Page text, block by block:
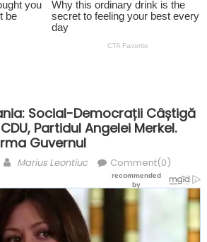
Social-Democrații Câștigă
Partidul Angelei Merkel.
Guvernul
Author
Marius Leontiuc Comment(0)